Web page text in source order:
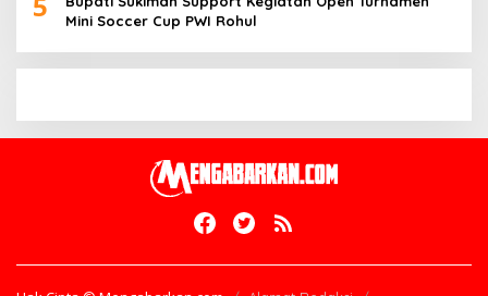
Mini Soccer Cup PWI Rohul